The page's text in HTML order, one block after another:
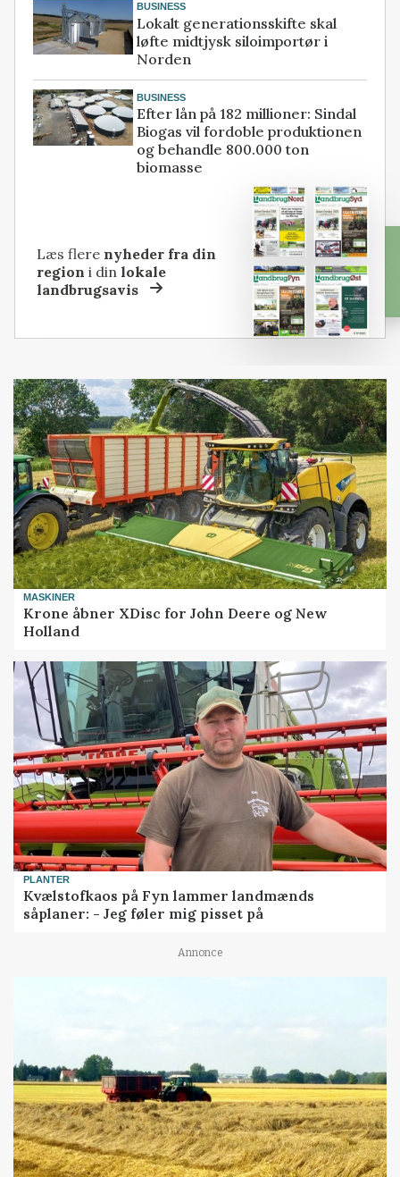
BUSINESS
Lokalt generationsskifte skal
løfte midtjysk siloimportør i
Norden
BUSINESS
Efter lån på 182 millioner: Sindal
Biogas vil fordoble produktionen
og behandle 800.000 ton
biomasse
Læs flere nyheder fra din
region i dinlokale
landbrugsavis
MASKINER
Krone åbner XDisc for John Deere og New
Holland
PLANTER
Kvælstofkaos på Fyn lammer landmænds
såplaner: - Jeg føler mig pisset på
Annonce